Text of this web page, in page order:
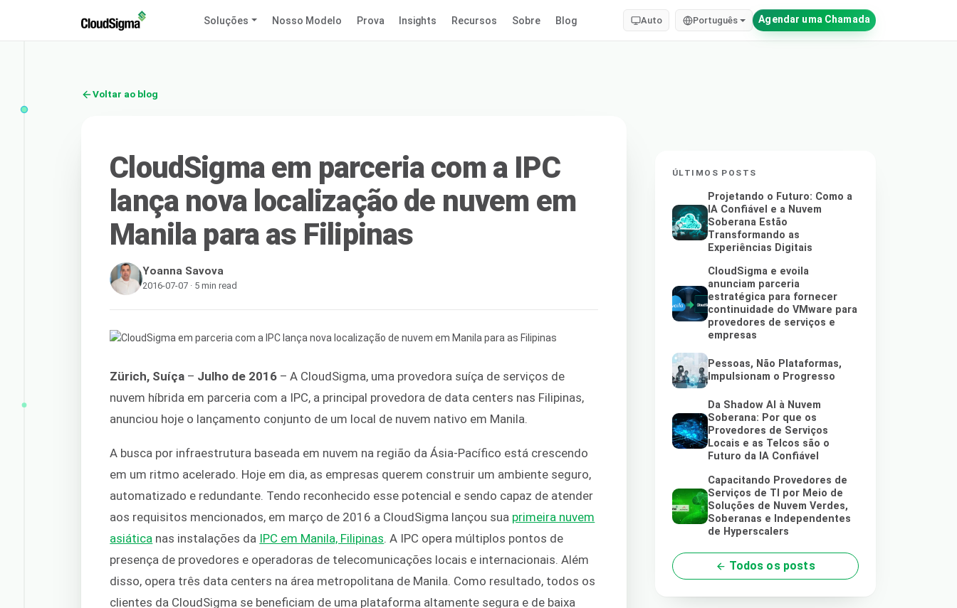
Soluções Nosso Modelo Prova Insights Recursos Sobre Blog Auto Português Agendar uma Chamada
Voltar ao blog
CloudSigma em parceria com a IPC
lança nova localização de nuvem em
Manila para as Filipinas
Yoanna Savova
2016-07-07 · 5 min read
Zürich, Suíça – Julho de 2016 – A CloudSigma, uma provedora suíça de serviços de
nuvem híbrida em parceria com a IPC, a principal provedora de data centers nas Filipinas,
anunciou hoje o lançamento conjunto de um local de nuvem nativo em Manila.
A busca por infraestrutura baseada em nuvem na região da Ásia-Pacífico está crescendo
em um ritmo acelerado. Hoje em dia, as empresas querem construir um ambiente seguro,
automatizado e redundante. Tendo reconhecido esse potencial e sendo capaz de atender
aos requisitos mencionados, em março de 2016 a CloudSigma lançou sua primeira nuvem
asiática nas instalações da IPC em Manila, Filipinas . A IPC opera múltiplos pontos de
presença de provedores e operadoras de telecomunicações locais e internacionais. Além
disso, opera três data centers na área metropolitana de Manila. Como resultado, todos os
clientes da CloudSigma se beneficiam de uma plataforma altamente segura e de baixa
ÚLTIMOS POSTS
Projetando o Futuro: Como a
IA Confiável e a Nuvem
Soberana Estão
Transformando as
Experiências Digitais
CloudSigma e evoila
anunciam parceria
estratégica para fornecer
continuidade do VMware para
provedores de serviços e
empresas
Pessoas, Não Plataformas,
Impulsionam o Progresso
Da Shadow AI à Nuvem
Soberana: Por que os
Provedores de Serviços
Locais e as Telcos são o
Futuro da IA Confiável
Capacitando Provedores de
Serviços de TI por Meio de
Soluções de Nuvem Verdes,
Soberanas e Independentes
de Hyperscalers
Todos os posts